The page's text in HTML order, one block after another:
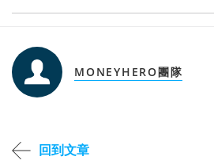
MONEYHERO團隊
回到文章